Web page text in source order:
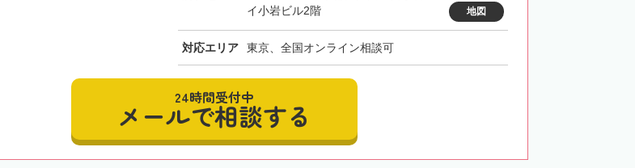
イ小岩ビル2階
地図
対応エリア 東京、全国オンライン相談可
24時間受付中
メールで相談する